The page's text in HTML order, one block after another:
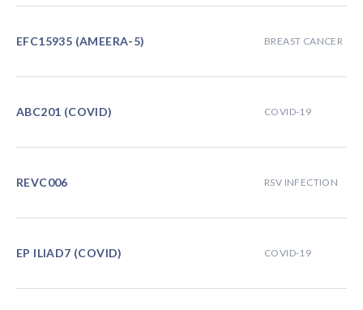
EFC15935 (AMEERA-5) BREAST CANCER
ABC201 (COVID) COVID-19
REVC006 RSV INFECTION
EP ILIAD7 (COVID) COVID-19